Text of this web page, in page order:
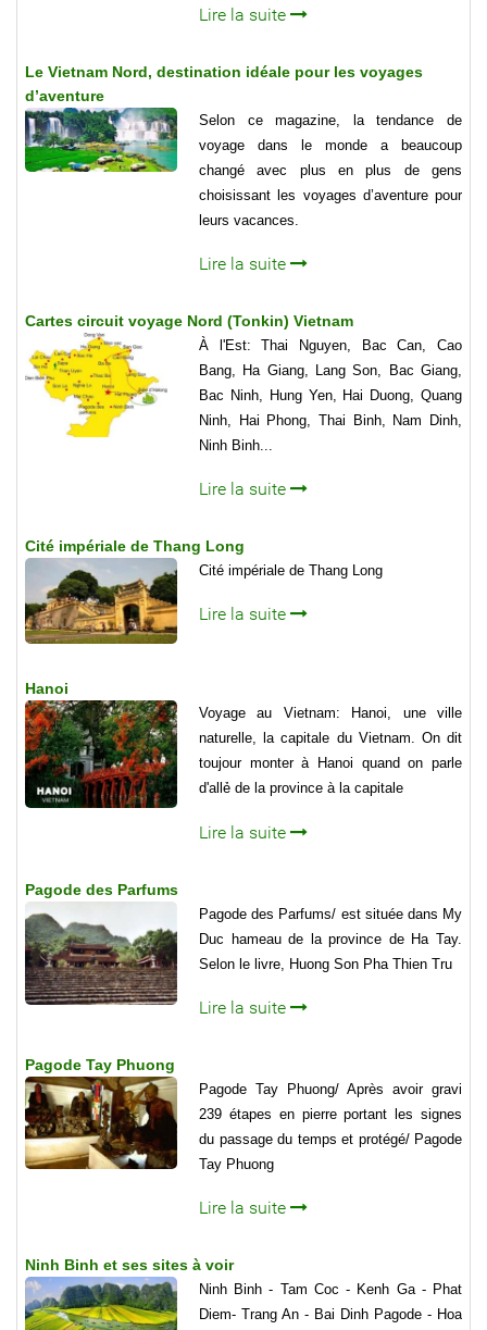
Lire la suite
Le Vietnam Nord, destination idéale pour les voyages
d’aventure
Selon ce magazine, la tendance de
voyage dans le monde a beaucoup
changé avec plus en plus de gens
choisissant les voyages d’aventure pour
leurs vacances.
Lire la suite
Cartes circuit voyage Nord (Tonkin) Vietnam
À l'Est: Thai Nguyen, Bac Can, Cao
Bang, Ha Giang, Lang Son, Bac Giang,
Bac Ninh, Hung Yen, Hai Duong, Quang
Ninh, Hai Phong, Thai Binh, Nam Dinh,
Ninh Binh...
Lire la suite
Cité impériale de Thang Long
Cité impériale de Thang Long
Lire la suite
Hanoi
Voyage au Vietnam: Hanoi, une ville
naturelle, la capitale du Vietnam. On dit
toujour monter à Hanoi quand on parle
d'allẻ de la province à la capitale
Lire la suite
Pagode des Parfums
Pagode des Parfums/ est située dans My
Duc hameau de la province de Ha Tay.
Selon le livre, Huong Son Pha Thien Tru
Lire la suite
Pagode Tay Phuong
Pagode Tay Phuong/ Après avoir gravi
239 étapes en pierre portant les signes
du passage du temps et protégé/ Pagode
Tay Phuong
Lire la suite
Ninh Binh et ses sites à voir
Ninh Binh - Tam Coc - Kenh Ga - Phat
Diem- Trang An - Bai Dinh Pagode - Hoa